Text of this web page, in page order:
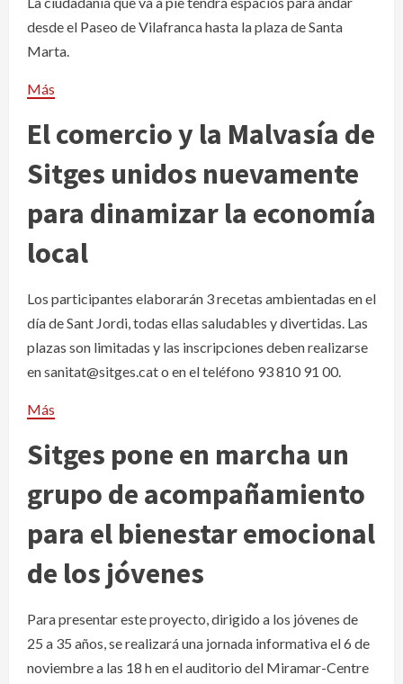
desde el Paseo de Vilafranca hasta la plaza de Santa
Marta.
Más
El comercio y la Malvasía de
Sitges unidos nuevamente
para dinamizar la economía
local
Los participantes elaborarán 3 recetas ambientadas en el
día de Sant Jordi, todas ellas saludables y divertidas. Las
plazas son limitadas y las inscripciones deben realizarse
en sanitat@sitges.cat o en el teléfono 93 810 91 00.
Más
Sitges pone en marcha un
grupo de acompañamiento
para el bienestar emocional
de los jóvenes
Para presentar este proyecto, dirigido a los jóvenes de
25 a 35 años, se realizará una jornada informativa el 6 de
noviembre a las 18 h en el auditorio del Miramar-Centre